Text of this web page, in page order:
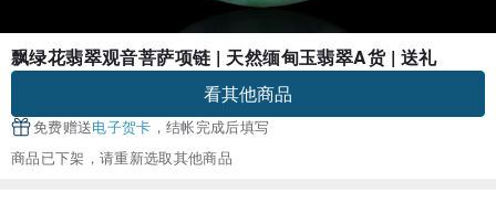
飘绿花翡翠观音菩萨项链 | 天然缅甸玉翡翠A货 | 送礼
看其他商品
免费赠送电子贺卡 ，结帐完成后填写
商品已下架，请重新选取其他商品